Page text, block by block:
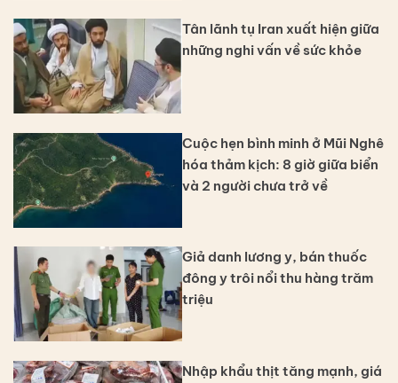
Tân lãnh tụ Iran xuất hiện giữa
những nghi vấn về sức khỏe
Cuộc hẹn bình minh ở Mũi Nghê
hóa thảm kịch: 8 giờ giữa biển
và 2 người chưa trở về
Giả danh lương y, bán thuốc
đông y trôi nổi thu hàng trăm
triệu
Nhập khẩu thịt tăng mạnh, giá